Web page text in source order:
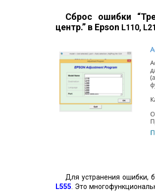
Сброс ошибки
центр.” в Epson L110,
Для устранения ошибки,
L555 . Это